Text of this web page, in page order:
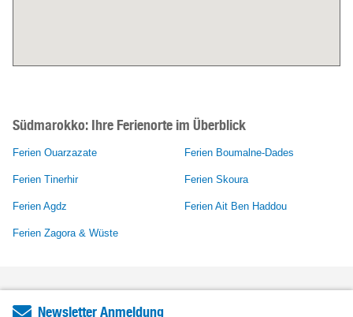
Südmarokko: Ihre Ferienorte im Überblick
Ferien Ouarzazate Ferien Boumalne-Dades
Ferien Tinerhir Ferien Skoura
Ferien Agdz Ferien Ait Ben Haddou
Ferien Zagora & Wüste
Newsletter Anmeldung